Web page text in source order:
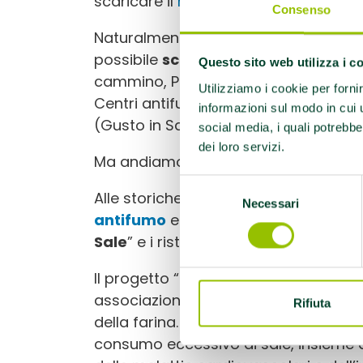
Consenso
Questo sito web utilizza i
Utilizziamo i cookie per
informazioni sul modo in cui
social media, i quali
dei loro servizi.
del
Necessari
Rifiuta
Naturalmente le mapperimangono
possibile scoprire tutte le
cammino, Palestre che
Centri antifumo, e ora anche i
(Gusto in Salute).
Ma andiamo a vedere nel dettaglio
Alle storiche mappe presenti nel
antifumo e Palestre che
Sale” e i ristoranti di “GinS Food
Il progetto “ Pane meno Sale” della
associazioni di panificatori per
della farina. Ricordiamo che la
consumo eccessivo di sale,